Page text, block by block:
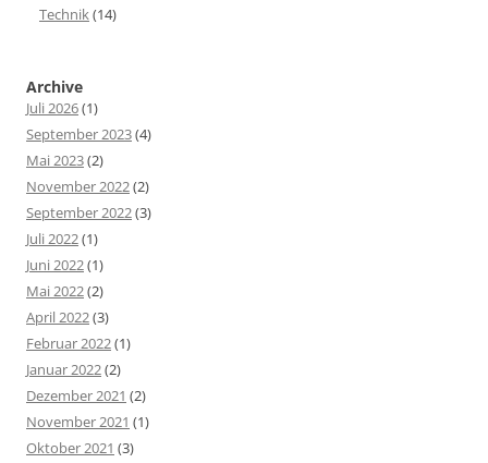
Technik(14)
Archive
Juli 2026(1)
September 2023(4)
Mai 2023(2)
November 2022(2)
September 2022(3)
Juli 2022(1)
Juni 2022(1)
Mai 2022(2)
April 2022(3)
Februar 2022(1)
Januar 2022(2)
Dezember 2021 (2)
November 2021 (1)
Oktober 2021 (3)